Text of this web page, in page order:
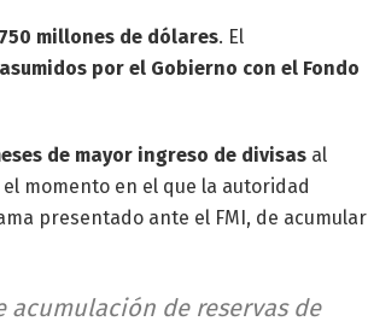
millones de dólares. El
por el Gobierno con el Fondo
de mayor ingreso de divisas al
momento en el que la autoridad
presentado ante el FMI, de acumular
acumulación de reservas de